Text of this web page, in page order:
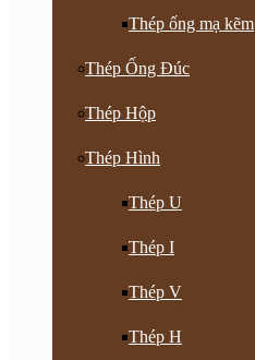
Thép ống mạ kẽm
Thép Ống Đúc
Thép Hộp
Thép Hình
Thép U
Thép I
Thép V
Thép H